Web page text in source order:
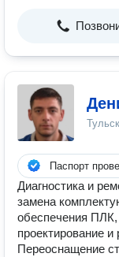
Паспорт
Диагностика и
замена
обеспечения
проектирование
Переоснащение